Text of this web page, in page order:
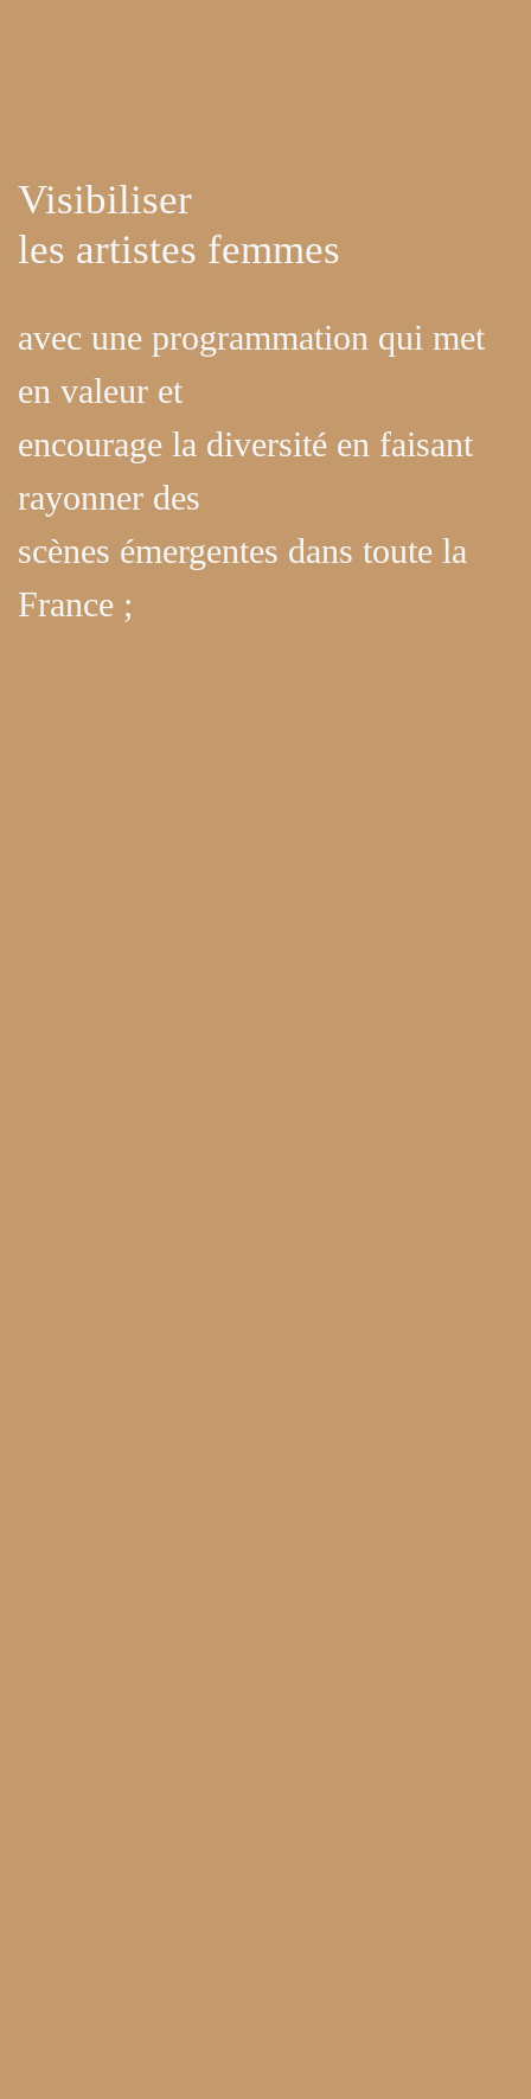
Visibiliser
les artistes femmes
avec une programmation qui met
en valeur et
encourage la diversité en faisant
rayonner des
scènes émergentes dans toute la
France ;